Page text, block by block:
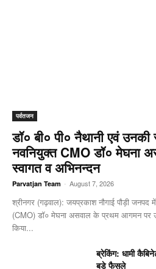
पर्वतजन
डॉ० बी० पी० नैथानी एवं
नवनियुक्त CMO डॉ० मेघना
स्वागत व अभिनन्दन
Parvatjan Team - August 7, 2026
श्रीनगर (गढ़वाल): जयप्रकाश नौगाई ​पौड़ी जनपद
(CMO) डॉ० मेघना असवाल के प्रथम आगमन पर
किया...
ब्रेकिंग: धामी
बड़े फैसले